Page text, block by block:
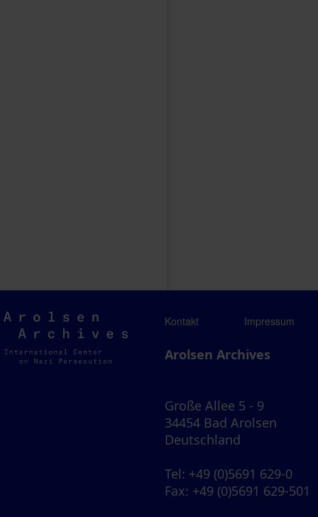
Arolsen
Archives
Kontakt Impressum
Arolsen Archives
Große Allee 5 - 9
34454 Bad Arolsen
Deutschland
Tel: +49 (0)5691 629-0
Fax: +49 (0)5691 629-501